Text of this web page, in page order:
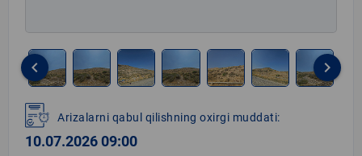
1
of
7
keyboard_arrow_left keyboard_arrow_right
Arizalarni qabul qilishning oxirgi muddati:
10.07.2026 09:00